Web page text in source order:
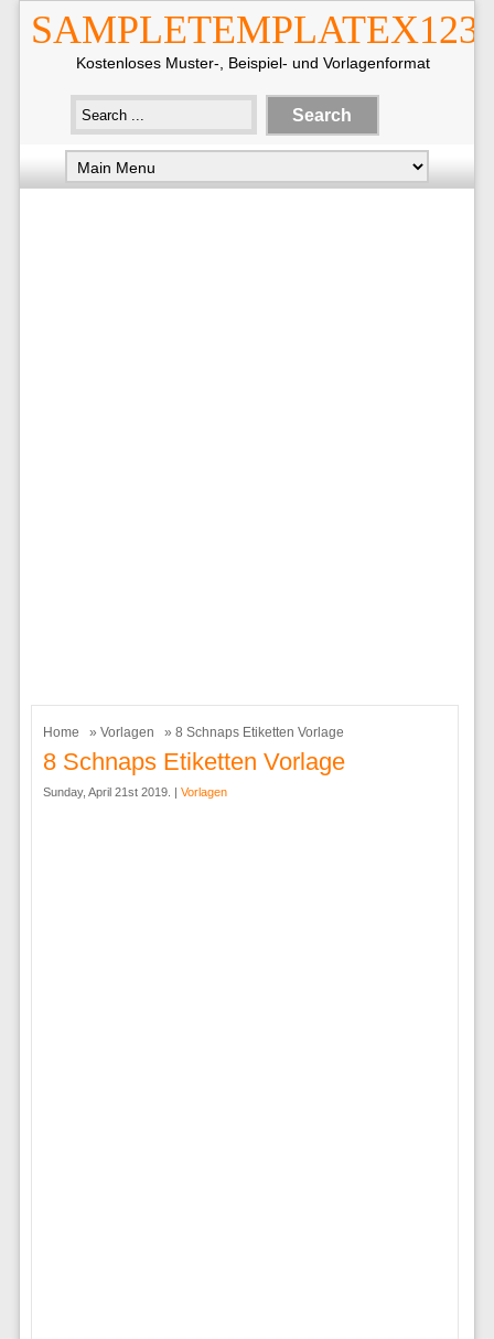
Kostenloses Muster-, Beispiel- und Vorlagenformat
Home » Vorlagen » 8 Schnaps Etiketten Vorlage
8 Schnaps Etiketten Vorlage
Sunday, April 21st 2019. | Vorlagen